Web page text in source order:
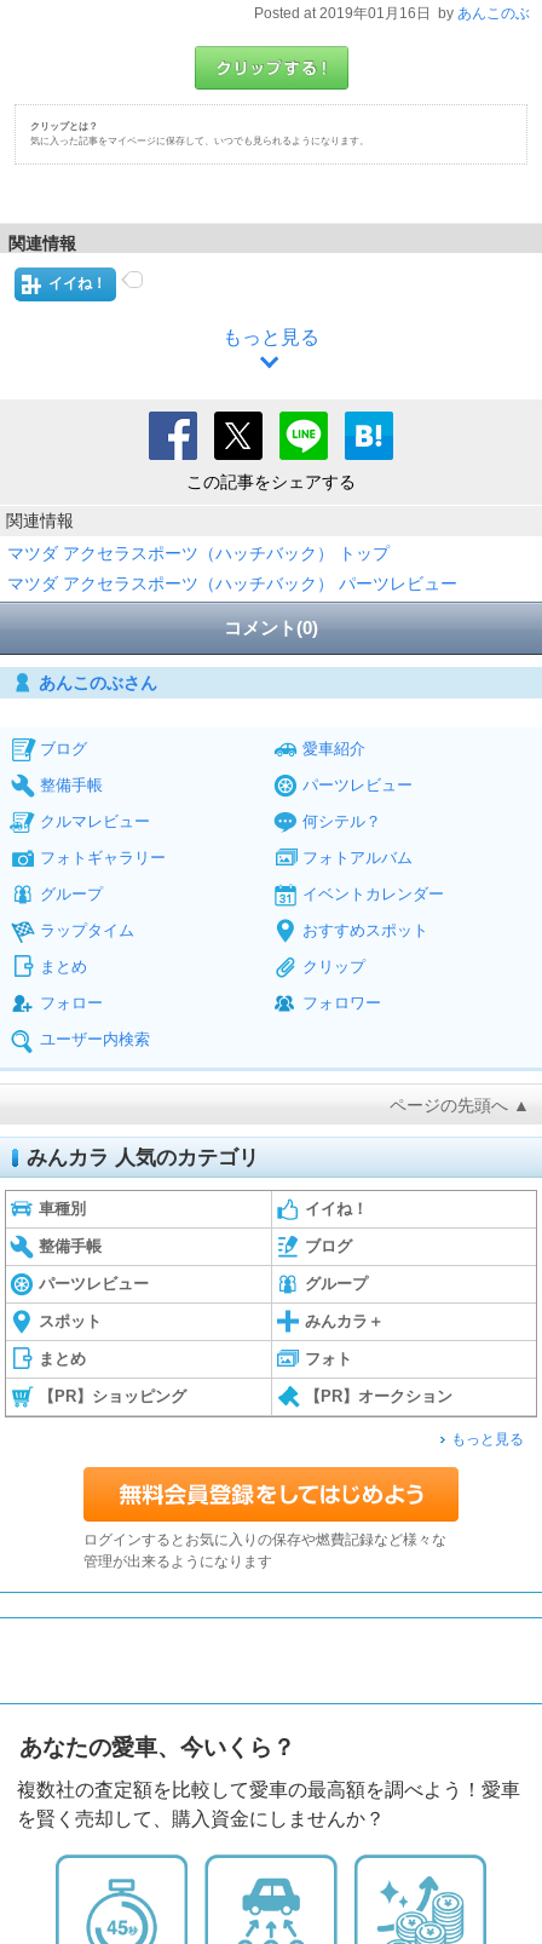
Posted at 2019年01月16日 by あんこのぶ
クリップとは？
気に入った記事をマイページに保存して、いつでも見られるようになります。
関連情報
イイね！
もっと見る
この記事をシェアする
関連情報
マツダ アクセラスポーツ（ハッチバック） トップ
マツダ アクセラスポーツ（ハッチバック） パーツレビュー
コメント(0)
あんこのぶさん
ブログ
愛車紹介
整備手帳
パーツレビュー
クルマレビュー
何シテル？
フォトギャラリー
フォトアルバム
グループ
イベントカレンダー
ラップタイム
おすすめスポット
まとめ
クリップ
フォロー
フォロワー
ユーザー内検索
ページの先頭へ ▲
みんカラ 人気のカテゴリ
車種別 イイね！
整備手帳 ブログ
パーツレビュー グループ
スポット みんカラ＋
まとめ フォト
【PR】ショッピング 【PR】オークション
もっと見る
ログインするとお気に入りの保存や燃費記録など様々な
管理が出来るようになります
あなたの愛車、今いくら？
複数社の査定額を比較して愛車の最高額を調べよう！愛車
を賢く売却して、購入資金にしませんか？